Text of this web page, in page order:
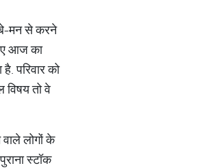
बे-मन से करने
आज का
परिवार को
तो वे
लोगों के
स्टॉक